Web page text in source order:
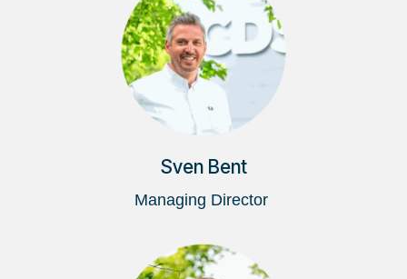
Sven Bent
Managing Director